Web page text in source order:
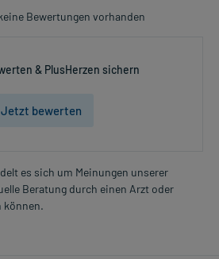
Bewertungen vorhanden
& PlusHerzen sichern
Jetzt bewerten
es sich um Meinungen unserer
Beratung durch einen Arzt oder
können.